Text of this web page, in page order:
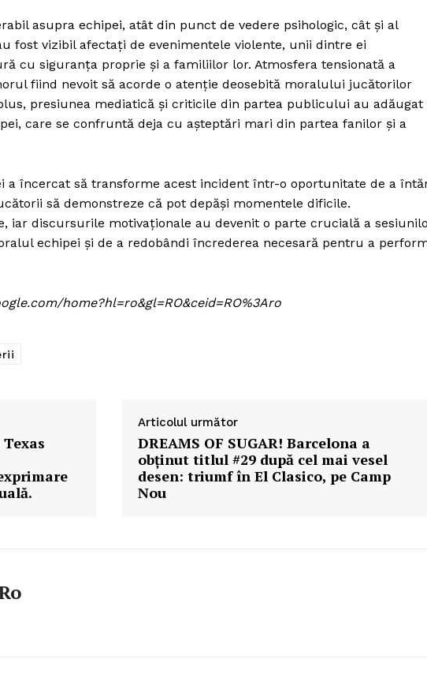
asupra echipei, atât din punct de vedere psihologic, cât și al
fost vizibil afectați de evenimentele violente, unii dintre ei
cu siguranța proprie și a familiilor lor. Atmosfera tensionată a
fiind nevoit să acorde o atenție deosebită moralului jucătorilor
presiunea mediatică și criticile din partea publicului au adăugat
care se confruntă deja cu așteptări mari din partea fanilor și a
a încercat să transforme acest incident într-o oportunitate de a
să demonstreze că pot depăși momentele dificile.
iar discursurile motivaționale au devenit o parte crucială a
echipei și de a redobândi încrederea necesară pentru a
home?hl=ro&gl=RO&ceid=RO%3Aro
Articolul următor
DREAMS OF SUGAR! Barcelona a
obținut titlul #29 după cel mai vesel
desen: triumf în El Clasico, pe Camp
Nou